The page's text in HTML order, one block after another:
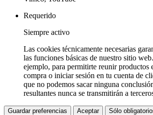
Requerido
Siempre activo
Las cookies técnicamente necesarias
las funciones básicas de nuestro sitio
ejemplo, para permitirte reunir productos
compra o iniciar sesión en tu cuenta de
que no podemos sacar ninguna
resultantes nunca se transmitirán a
Guardar preferencias Aceptar Sólo